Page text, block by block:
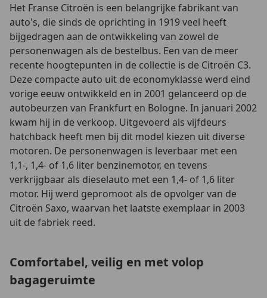
Het Franse Citroën is een belangrijke fabrikant van
auto's, die sinds de oprichting in 1919 veel heeft
bijgedragen aan de ontwikkeling van zowel de
personenwagen als de bestelbus. Een van de meer
recente hoogtepunten in de collectie is de Citroën C3.
Deze compacte auto uit de economyklasse werd eind
vorige eeuw ontwikkeld en in 2001 gelanceerd op de
autobeurzen van Frankfurt en Bologne. In januari 2002
kwam hij in de verkoop. Uitgevoerd als vijfdeurs
hatchback heeft men bij dit model kiezen uit diverse
motoren. De personenwagen is leverbaar met een
1,1-, 1,4- of 1,6 liter benzinemotor, en tevens
verkrijgbaar als dieselauto met een 1,4- of 1,6 liter
motor. Hij werd gepromoot als de opvolger van de
Citroën Saxo, waarvan het laatste exemplaar in 2003
uit de fabriek reed.
Comfortabel, veilig en met volop
bagageruimte